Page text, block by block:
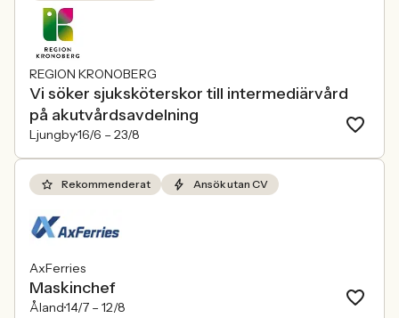
REGION KRONOBERG
Vi söker sjuksköterskor till intermediärvård
på akutvårdsavdelning
Ljungby16/6 – 23/8
Rekommenderat Ansök utan CV
AxFerries
Maskinchef
Åland14/7 – 12/8